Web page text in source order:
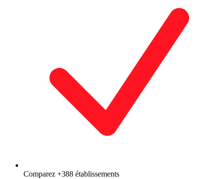
Comparez +388 établissements